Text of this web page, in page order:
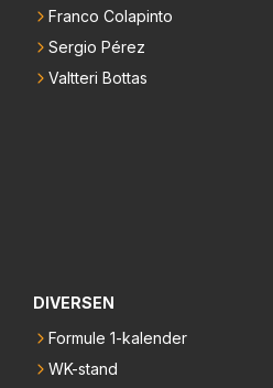
Franco Colapinto
Sergio Pérez
Valtteri Bottas
DIVERSEN
Formule 1-kalender
WK-stand